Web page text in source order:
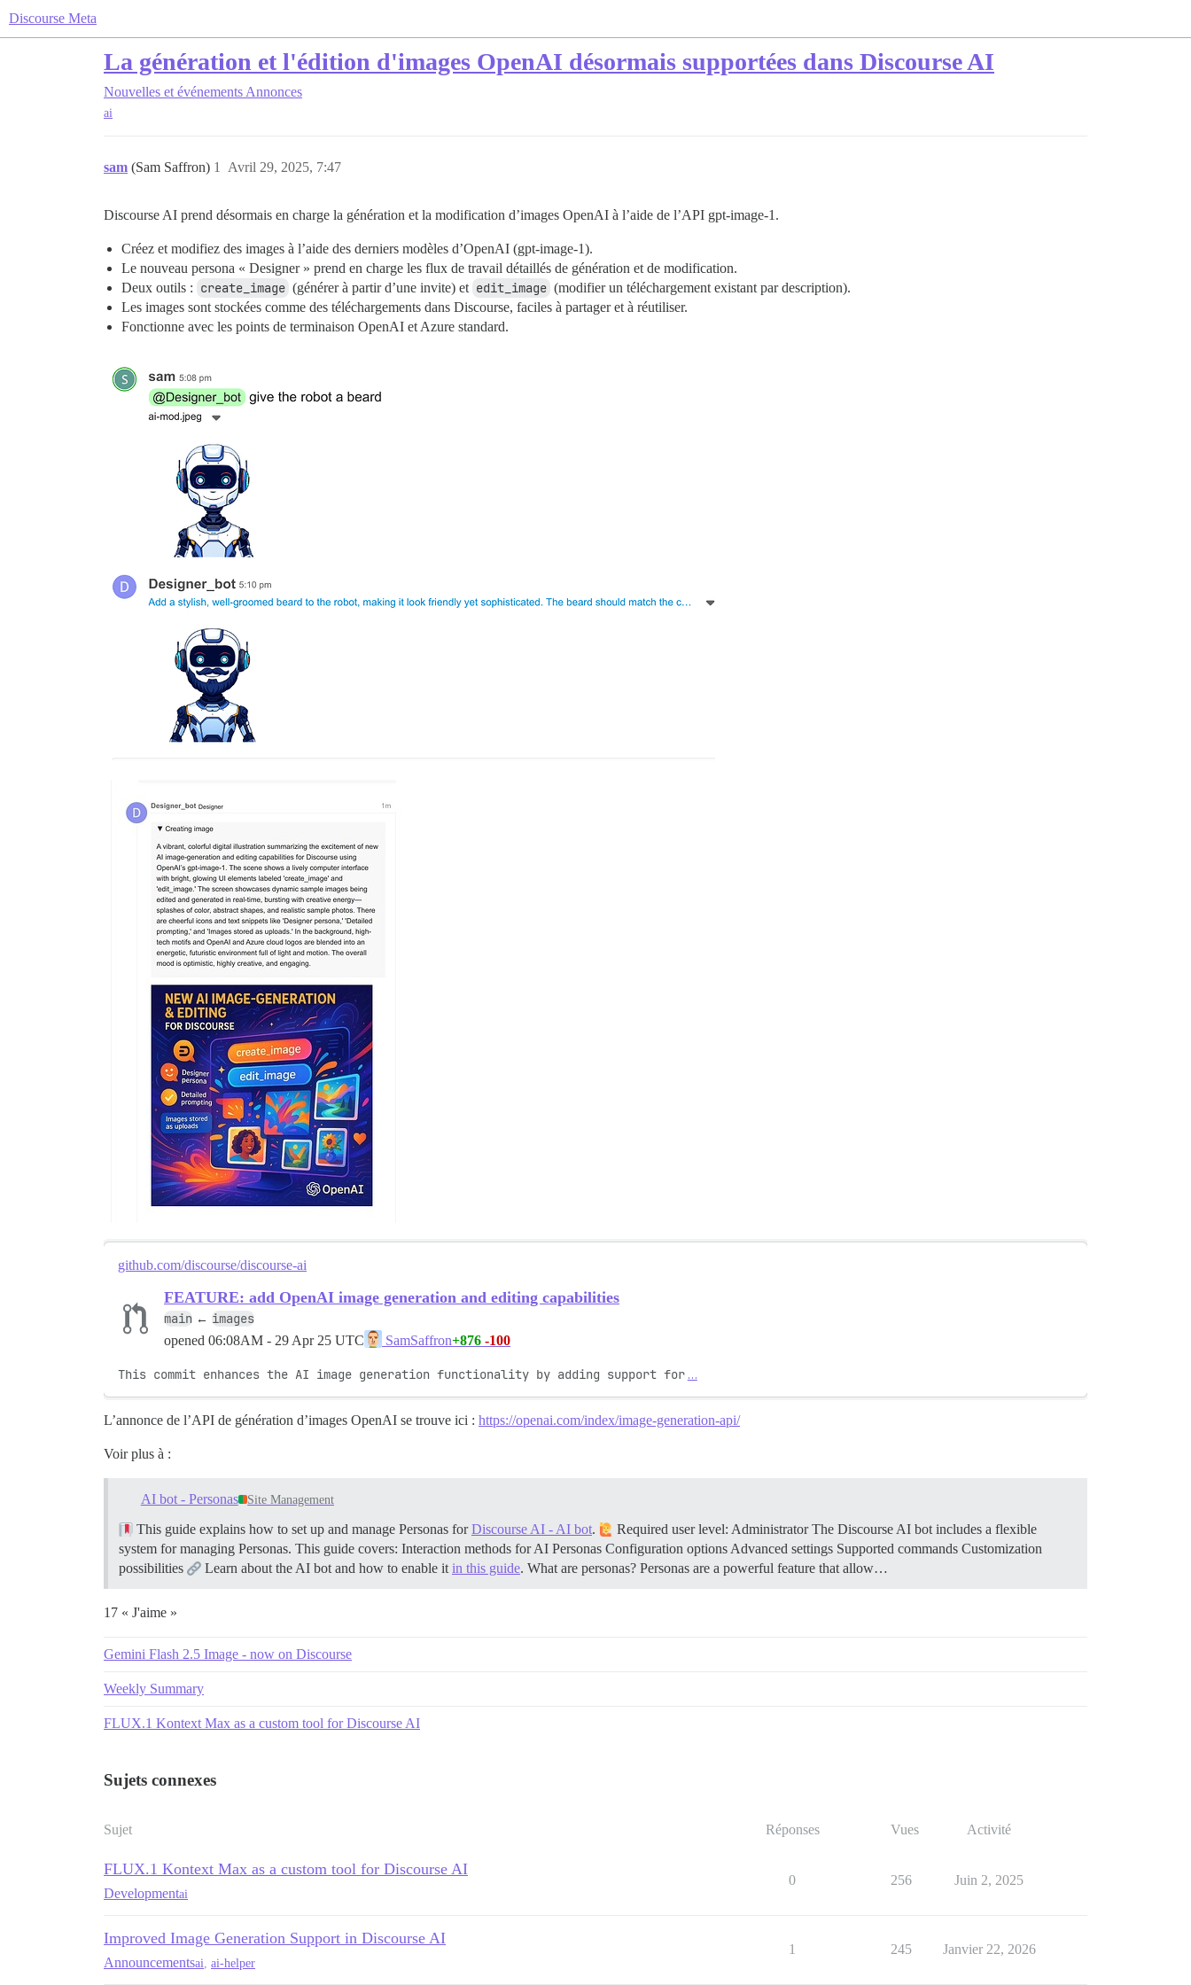
Discourse Meta
La génération et l'édition d'images OpenAI désormais supportées dans Discourse AI
Nouvelles et événements Annonces
ai
sam (Sam Saffron) Avril 29, 2025, 7:47
1
Discourse AI prend désormais en charge la génération et la modification d’images OpenAI à l’aide de l’API gpt-image-1.
Créez et modifiez des images à l’aide des derniers modèles d’OpenAI (gpt-image-1).
Le nouveau persona « Designer » prend en charge les flux de travail détaillés de génération et de modification.
Deux outils : create_image (générer à partir d’une invite) et edit_image (modifier un téléchargement existant par description).
Les images sont stockées comme des téléchargements dans Discourse, faciles à partager et à réutiliser.
Fonctionne avec les points de terminaison OpenAI et Azure standard.
github.com/discourse/discourse-ai
FEATURE: add OpenAI image generation and editing capabilities
main ← images
opened 06:08AM - 29 Apr 25 UTC SamSaffron+876 -100
This commit enhances the AI image generation functionality by adding support for …
L’annonce de l’API de génération d’images OpenAI se trouve ici : https://openai.com/index/image-generation-api/
Voir plus à :
AI bot - Personas Site Management
This guide explains how to set up and manage Personas forDiscourse AI - AI bot.
Required user level: Administrator The Discourse AI bot includes a flexible
system for managing Personas. This guide covers: Interaction methods for AI Personas Configuration options Advanced settings Supported commands Customization
possibilities
Learn about the AI bot and how to enable it in this guide. What are personas? Personas are a powerful feature that allow…
17 « J'aime »
Gemini Flash 2.5 Image - now on Discourse
Weekly Summary
FLUX.1 Kontext Max as a custom tool for Discourse AI
Sujets connexes
Sujet Réponses Vues Activité
FLUX.1 Kontext Max as a custom tool for Discourse AI
Developmentai
0 256 Juin 2, 2025
Improved Image Generation Support in Discourse AI
Announcementsai ai-helper
1 245 Janvier 22, 2026